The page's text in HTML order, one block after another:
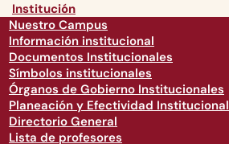
Institución
Nuestro Campus
Información institucional
Documentos Institucionales
Símbolos institucionales
Órganos de Gobierno Institucionales
Planeación y Efectividad Institucional
Directorio General
Lista de profesores